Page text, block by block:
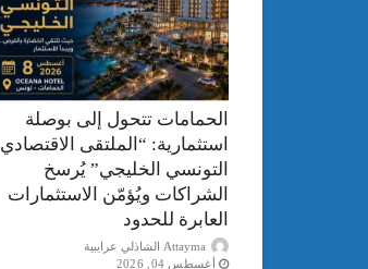
الحمامات تتحول إلى بوصلة
استثمارية: “الملتقى الاقتصادي
التونسي الخليجي” يُرسخ
الشراكات ويُؤمّن الاستثمارات
العابرة للحدود
Attayma الشاذلي عرايبية
أغسطس 04, 2026